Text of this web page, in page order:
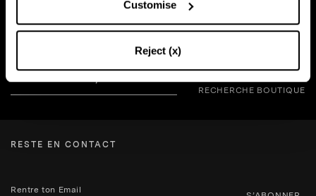
Customise
Reject (x)
Trouvez une boutique près de chez vous
RECHERCHE BOUTIQUE
RESTE EN CONTACT